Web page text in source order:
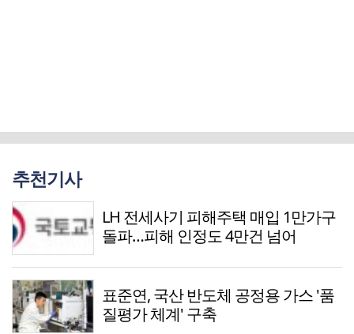
추천기사
LH 전세사기 피해주택 매입 1만가구
돌파…피해 인정도 4만건 넘어
표준연, 국산 반도체 공정용 가스 '품
질평가 체계' 구축